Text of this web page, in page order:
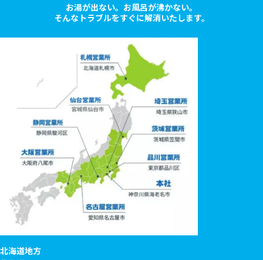
お湯が出ない。お風呂が沸かない。
そんなトラブルをすぐに解消いたします。
北海道地方